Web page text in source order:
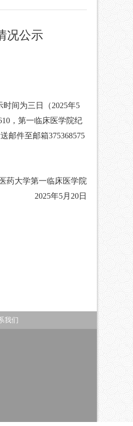
况公示
间为三日（2025年5
，第一临床医学院纪
邮件至邮箱375368575
药大学第一临床医学院
2025年5月20日
我们